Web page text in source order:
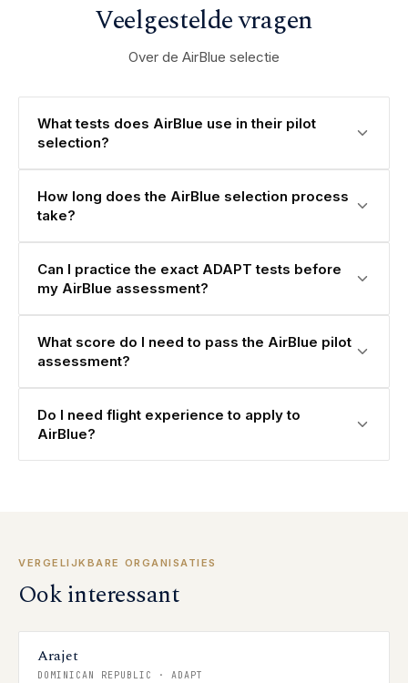
Veelgestelde vragen
Over de AirBlue selectie
What tests does AirBlue use in their pilot
selection?
How long does the AirBlue selection process
take?
Can I practice the exact ADAPT tests before
my AirBlue assessment?
What score do I need to pass the AirBlue pilot
assessment?
Do I need flight experience to apply to
AirBlue?
VERGELIJKBARE ORGANISATIES
Ook interessant
Arajet
DOMINICAN REPUBLIC · ADAPT